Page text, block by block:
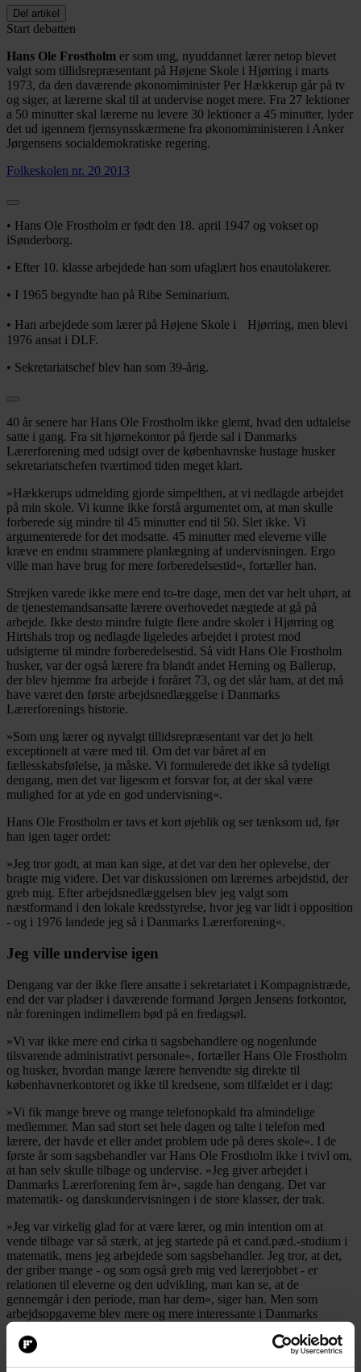
Del artikel
Start debatten
Hans Ole Frostholm er som ung, nyuddannet lærer netop blevet
valgt som tillidsrepræsentant på Højene Skole i Hjørring i marts
1973, da den daværende økonomiminister Per Hækkerup går på tv
og siger, at lærerne skal til at undervise noget mere. Fra 27 lektioner
a 50 minutter skal lærerne nu levere 30 lektioner a 45 minutter, lyder
det ud igennem fjernsynsskærmene fra økonomiministeren i Anker
Jørgensens socialdemokratiske regering.
Folkeskolen nr. 20 2013
• Hans Ole Frostholm er født den 18. april 1947 og vokset op
iSønderborg.
• Efter 10. klasse arbejdede han som ufaglært hos enautolakerer.
• I 1965 begyndte han på Ribe Seminarium.
• Han arbejdede som lærer på Højene Skole i Hjørring, men blevi
1976 ansat i DLF.
• Sekretariatschef blev han som 39-årig.
40 år senere har Hans Ole Frostholm ikke glemt, hvad den udtalelse
satte i gang. Fra sit hjørnekontor på fjerde sal i Danmarks
Lærerforening med udsigt over de københavnske hustage husker
sekretariatschefen tværtimod tiden meget klart.
»Hækkerups udmelding gjorde simpelthen, at vi nedlagde arbejdet
på min skole. Vi kunne ikke forstå argumentet om, at man skulle
forberede sig mindre til 45 minutter end til 50. Slet ikke. Vi
argumenterede for det modsatte. 45 minutter med eleverne ville
kræve en endnu strammere planlægning af undervisningen. Ergo
ville man have brug for mere forberedelsestid«, fortæller han.
Strejken varede ikke mere end to-tre dage, men det var helt uhørt, at
de tjenestemandsansatte lærere overhovedet nægtede at gå på
arbejde. Ikke desto mindre fulgte flere andre skoler i Hjørring og
Hirtshals trop og nedlagde ligeledes arbejdet i protest mod
udsigterne til mindre forberedelsestid. Så vidt Hans Ole Frostholm
husker, var der også lærere fra blandt andet Herning og Ballerup,
der blev hjemme fra arbejde i foråret 73, og det slår ham, at det må
have været den første arbejdsnedlæggelse i Danmarks
Lærerforenings historie.
»Som ung lærer og nyvalgt tillidsrepræsentant var det jo helt
exceptionelt at være med til. Om det var båret af en
fællesskabsfølelse, ja måske. Vi formulerede det ikke så tydeligt
dengang, men det var ligesom et forsvar for, at der skal være
mulighed for at yde en god undervisning«.
Hans Ole Frostholm er tavs et kort øjeblik og ser tænksom ud, før
han igen tager ordet:
»Jeg tror godt, at man kan sige, at det var den her oplevelse, der
bragte mig videre. Det var diskussionen om lærernes arbejdstid, der
greb mig. Efter arbejdsnedlæggelsen blev jeg valgt som
næstformand i den lokale kredsstyrelse, hvor jeg var lidt i opposition
- og i 1976 landede jeg så i Danmarks Lærerforening«.
Jeg ville undervise igen
Dengang var der ikke flere ansatte i sekretariatet i Kompagnistræde,
end der var pladser i daværende formand Jørgen Jensens forkontor,
når foreningen indimellem bød på en fredagsøl.
»Vi var ikke mere end cirka ti sagsbehandlere og nogenlunde
tilsvarende administrativt personale«, fortæller Hans Ole Frostholm
og husker, hvordan mange lærere henvendte sig direkte til
københavnerkontoret og ikke til kredsene, som tilfældet er i dag:
»Vi fik mange breve og mange telefonopkald fra almindelige
medlemmer. Man sad stort set hele dagen og talte i telefon med
lærere, der havde et eller andet problem ude på deres skole«. I de
første år som sagsbehandler var Hans Ole Frostholm ikke i tvivl om,
at han selv skulle tilbage og undervise. »Jeg giver arbejdet i
Danmarks Lærerforening fem år«, sagde han dengang. Det var
matematik- og danskundervisningen i de store klasser, der trak.
»Jeg var virkelig glad for at være lærer, og min intention om at
vende tilbage var så stærk, at jeg startede på et cand.pæd.-studium i
matematik, mens jeg arbejdede som sagsbehandler. Jeg tror, at det,
der griber mange - og som også greb mig ved lærerjobbet - er
relationen til eleverne og den udvikling, man kan se, at de
gennemgår i den periode, man har dem«, siger han. Men som
arbejdsopgaverne blev mere og mere interessante i Danmarks
Lærerforening, måtte Hans Ole Frostholm springe fra cand.pæd.-
studiet. Til gengæld tog karrieren fart, og i 1986 blev han ansat som
sekretariatschef. På det tidspunkt var sekretariatet vokset, og der var